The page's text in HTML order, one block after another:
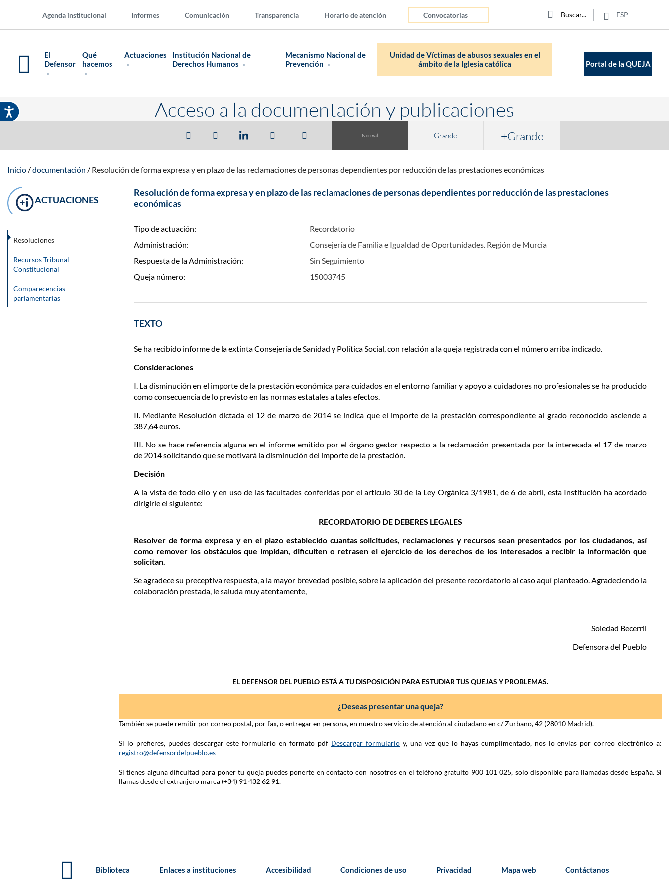
Agenda institucional Informes Comunicación Transparencia Horario de atención Convocatorias
Buscar
Click para buscar
Buscar ESP
El
Defensor
Qué
hacemos
Actuaciones
Institución Nacional de
Derechos Humanos
Mecanismo Nacional de
Prevención
Unidad de Víctimas de abusos sexuales en el
ámbito de la Iglesia católica
Portal de la QUEJA
Acceso a la documentación y publicaciones
Normal Grande +Grande
Inicio documentación Resolución de forma expresa y en plazo de las reclamaciones de personas dependientes por reducción de las prestaciones económicas
Resolución de forma expresa y en plazo de las reclamaciones de personas dependientes por reducción de las prestaciones
económicas
Tipo de actuación:
Recordatorio
Administración:
Consejería de Familia e Igualdad de Oportunidades. Región de Murcia
Respuesta de la Administración:
Sin Seguimiento
Queja número:
15003745
TEXTO
Se ha recibido informe de la extinta Consejería de Sanidad y Política Social, con relación a la queja registrada con el número arriba indicado.
Consideraciones
I. La disminución en el importe de la prestación económica para cuidados en el entorno familiar y apoyo a cuidadores no profesionales se ha producido
como consecuencia de lo previsto en las normas estatales a tales efectos.
II. Mediante Resolución dictada el 12 de marzo de 2014 se indica que el importe de la prestación correspondiente al grado reconocido asciende a
387,64 euros.
III. No se hace referencia alguna en el informe emitido por el órgano gestor respecto a la reclamación presentada por la interesada el 17 de marzo
de 2014 solicitando que se motivará la disminución del importe de la prestación.
Decisión
A la vista de todo ello y en uso de las facultades conferidas por el artículo 30 de la Ley Orgánica 3/1981, de 6 de abril, esta Institución ha acordado
dirigirle el siguiente:
RECORDATORIO DE DEBERES LEGALES
Resolver de forma expresa y en el plazo establecido cuantas solicitudes, reclamaciones y recursos sean presentados por los ciudadanos, así
como remover los obstáculos que impidan, dificulten o retrasen el ejercicio de los derechos de los interesados a recibir la información que
solicitan.
Se agradece su preceptiva respuesta, a la mayor brevedad posible, sobre la aplicación del presente recordatorio al caso aquí planteado. Agradeciendo la
colaboración prestada, le saluda muy atentamente,
Soledad Becerril
Defensora del Pueblo
EL DEFENSOR DEL PUEBLO ESTÁ A TU DISPOSICIÓN PARA ESTUDIAR TUS QUEJAS Y PROBLEMAS.
¿Deseas presentar una queja?
También se puede remitir por correo postal, por fax, o entregar en persona, en nuestro servicio de atención al ciudadano en c/ Zurbano, 42 (28010 Madrid).
Si lo prefieres, puedes descargar este formulario en formato pdf Descargar formulario y, una vez que lo hayas cumplimentado, nos lo envías por correo electrónico a:
registro@defensordelpueblo.es
Si tienes alguna dificultad para poner tu queja puedes ponerte en contacto con nosotros en el teléfono gratuito 900 101 025, solo disponible para llamadas desde España. Si
llamas desde el extranjero marca (+34) 91 432 62 91.
ACTUACIONES
Resoluciones
Recursos Tribunal
Constitucional
Comparecencias
parlamentarias
Biblioteca Enlaces a instituciones Accesibilidad Condiciones de uso Privacidad Mapa web Contáctanos